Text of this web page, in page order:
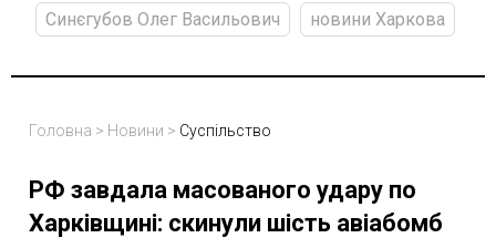
Синєгубов Олег Васильович
новини Харкова
Головна > Новини > Суспільство
РФ завдала масованого удару по
Харківщині: скинули шість авіабомб